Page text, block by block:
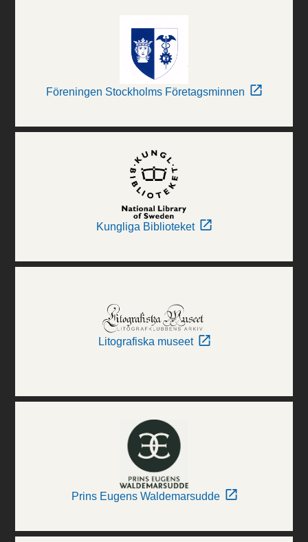
Föreningen Stockholms Företagsminnen
Kungliga Biblioteket
Litografiska museet
Prins Eugens Waldemarsudde